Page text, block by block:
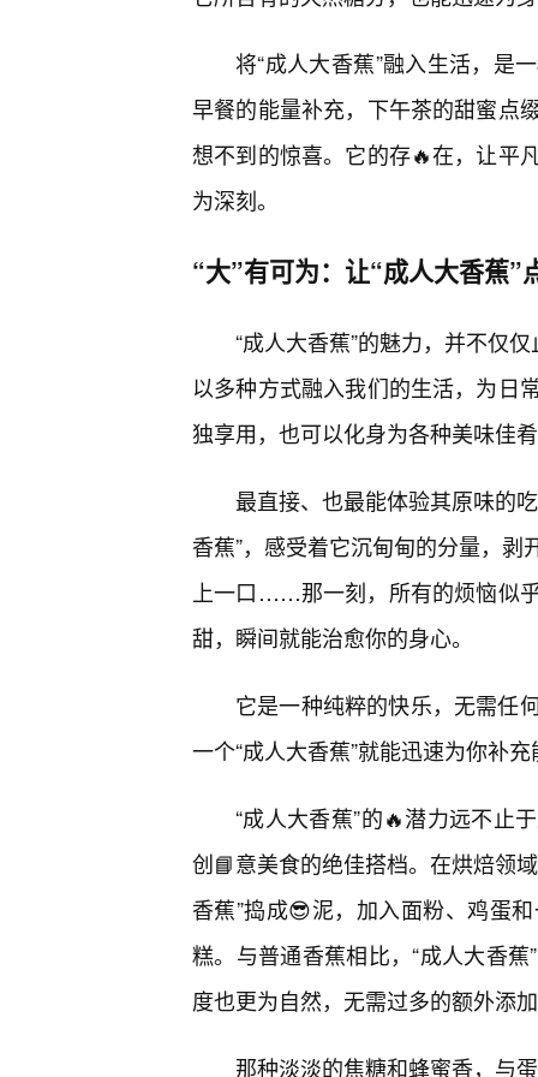
将“成人大香蕉”融入生活，是
早餐的能量补充，下午茶的甜蜜点
想不到的惊喜。它的存🔥在，让平
为深刻。
“大”有可为：让“成人大香蕉”
“成人大香蕉”的魅力，并不仅
以多种方式融入我们的生活，为日
独享用，也可以化身为各种美味佳
最直接、也最能体验其原味的
香蕉”，感受着它沉甸甸的分量，
上一口……那一刻，所有的烦恼似
甜，瞬间就能治愈你的身心。
它是一种纯粹的快乐，无需任
一个“成人大香蕉”就能迅速为你补
“成人大香蕉”的🔥潜力远不止
创📘意美食的绝佳搭档。在烘焙领
香蕉”捣成😎泥，加入面粉、鸡蛋
糕。与普通香蕉相比，“成人大香
度也更为自然，无需过多的额外添
那种淡淡的焦糖和蜂蜜香，与